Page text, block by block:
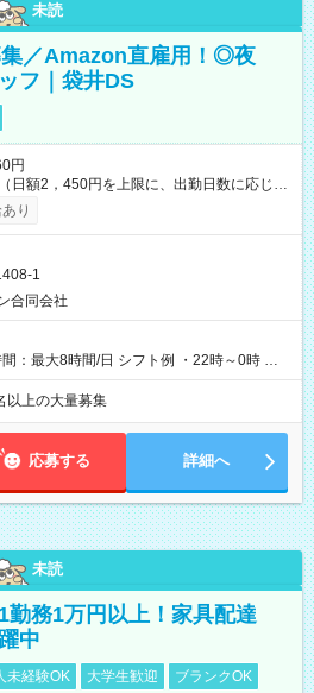
未読
／Amazon直雇用！◎夜
フ｜袋井DS
円
日額2，450円を上限に、出勤日数に応じて
の上限あり、手数料無料（Amazon負担）
り
1
合同会社
：最大8時間/日 シフト例 ・22時～0時 入
トをご確認の上、申請してください。
以上の大量募集
応募する 詳細へ
未読
勤務1万円以上！家具配達
中
未経験OK 大学生歓迎
ブランクOK